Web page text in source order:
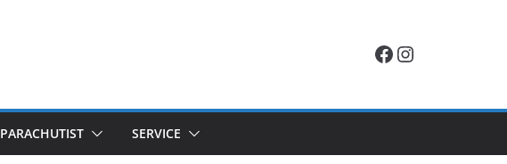
Facebook
Instagram
PARACHUTIST SERVICE